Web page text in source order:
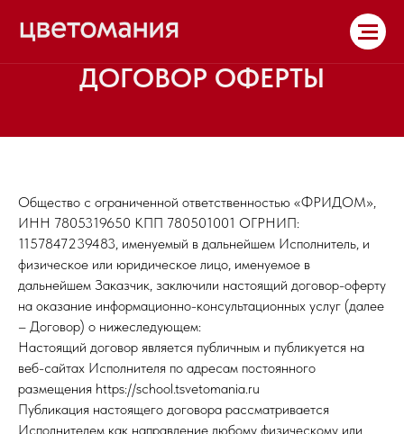
ДОГОВОР ОФЕРТЫ
Общество с ограниченной ответственностью «ФРИДОМ»,
ИНН 7805319650 КПП 780501001 ОГРНИП:
1157847239483, именуемый в дальнейшем Исполнитель, и
физическое или юридическое лицо, именуемое в
дальнейшем Заказчик, заключили настоящий договор-оферту
на оказание информационно-консультационных услуг (далее
– Договор) о нижеследующем:
Настоящий договор является публичным и публикуется на
веб-сайтах Исполнителя по адресам постоянного
размещения https://school.tsvetomania.ru
Публикация настоящего договора рассматривается
Исполнителем как направление любому физическому или